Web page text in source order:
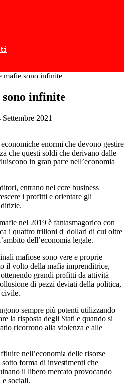
mafie sono infinite
infinite
Settembre 2021
enormi che devono gestire
che questi soldi che derivano dalle
in gran parte nell’economia
entrano nel core business
i profitti e orientare gli
nel 2019 è fantasmagorico con
i quattro trilioni di dollari di cui oltre
dell’economia legale.
mafiose sono vere e proprie
il volto della mafia imprenditrice,
grandi profitti da attività
di pezzi deviati della politica,
civile.
sempre più potenti utilizzando
la risposta degli Stati e quando si
ricorrono alla violenza e alle
nell’economia delle risorse
forma di investimenti che
il libero mercato provocando
e sociali.